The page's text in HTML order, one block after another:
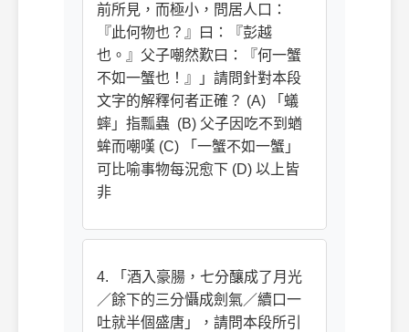
前所見，而極小，問居人口：
『此何物也？』曰：『彭越
也。』父子嘲然歎曰：『何一蟹
不如一蟹也！』」請問針對本段
文字的解釋何者正確？ (A) 「蟻
蟀」指瓢蟲 (B) 父子因吃不到蝤
蛑而嘲嘆 (C) 「一蟹不如一蟹」
可比喻事物每況愈下 (D) 以上皆
非
4. 「酒入豪腸，七分釀成了月光
／餘下的三分懾成劍氣／續口一
吐就半個盛唐」，請問本段所引